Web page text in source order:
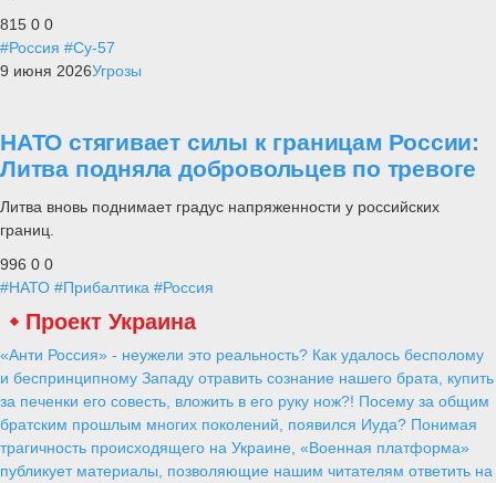
815 0 0
#Россия #Су-57
9 июня 2026Угрозы
НАТО стягивает силы к границам России:
Литва подняла добровольцев по тревоге
Литва вновь поднимает градус напряженности у российских
границ.
996 0 0
#НАТО #Прибалтика #Россия
Проект Украина
«Анти Россия» - неужели это реальность? Как удалось бесполому
и беспринципному Западу отравить сознание нашего брата, купить
за печенки его совесть, вложить в его руку нож?! Посему за общим
братским прошлым многих поколений, появился Иуда? Понимая
трагичность происходящего на Украине, «Военная платформа»
публикует материалы, позволяющие нашим читателям ответить на